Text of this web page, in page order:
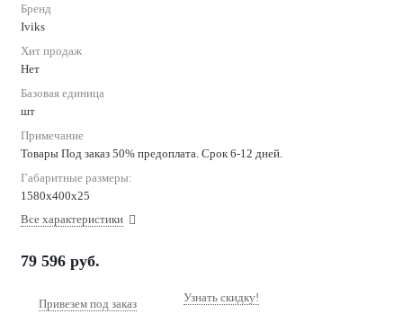
Бренд
Iviks
Хит продаж
Нет
Базовая единица
шт
Примечание
Товары Под заказ 50% предоплата. Срок 6-12 дней.
Габаритные размеры:
1580x400x25
Все характеристики
79 596 руб.
Привезем под заказ Узнать скидку!